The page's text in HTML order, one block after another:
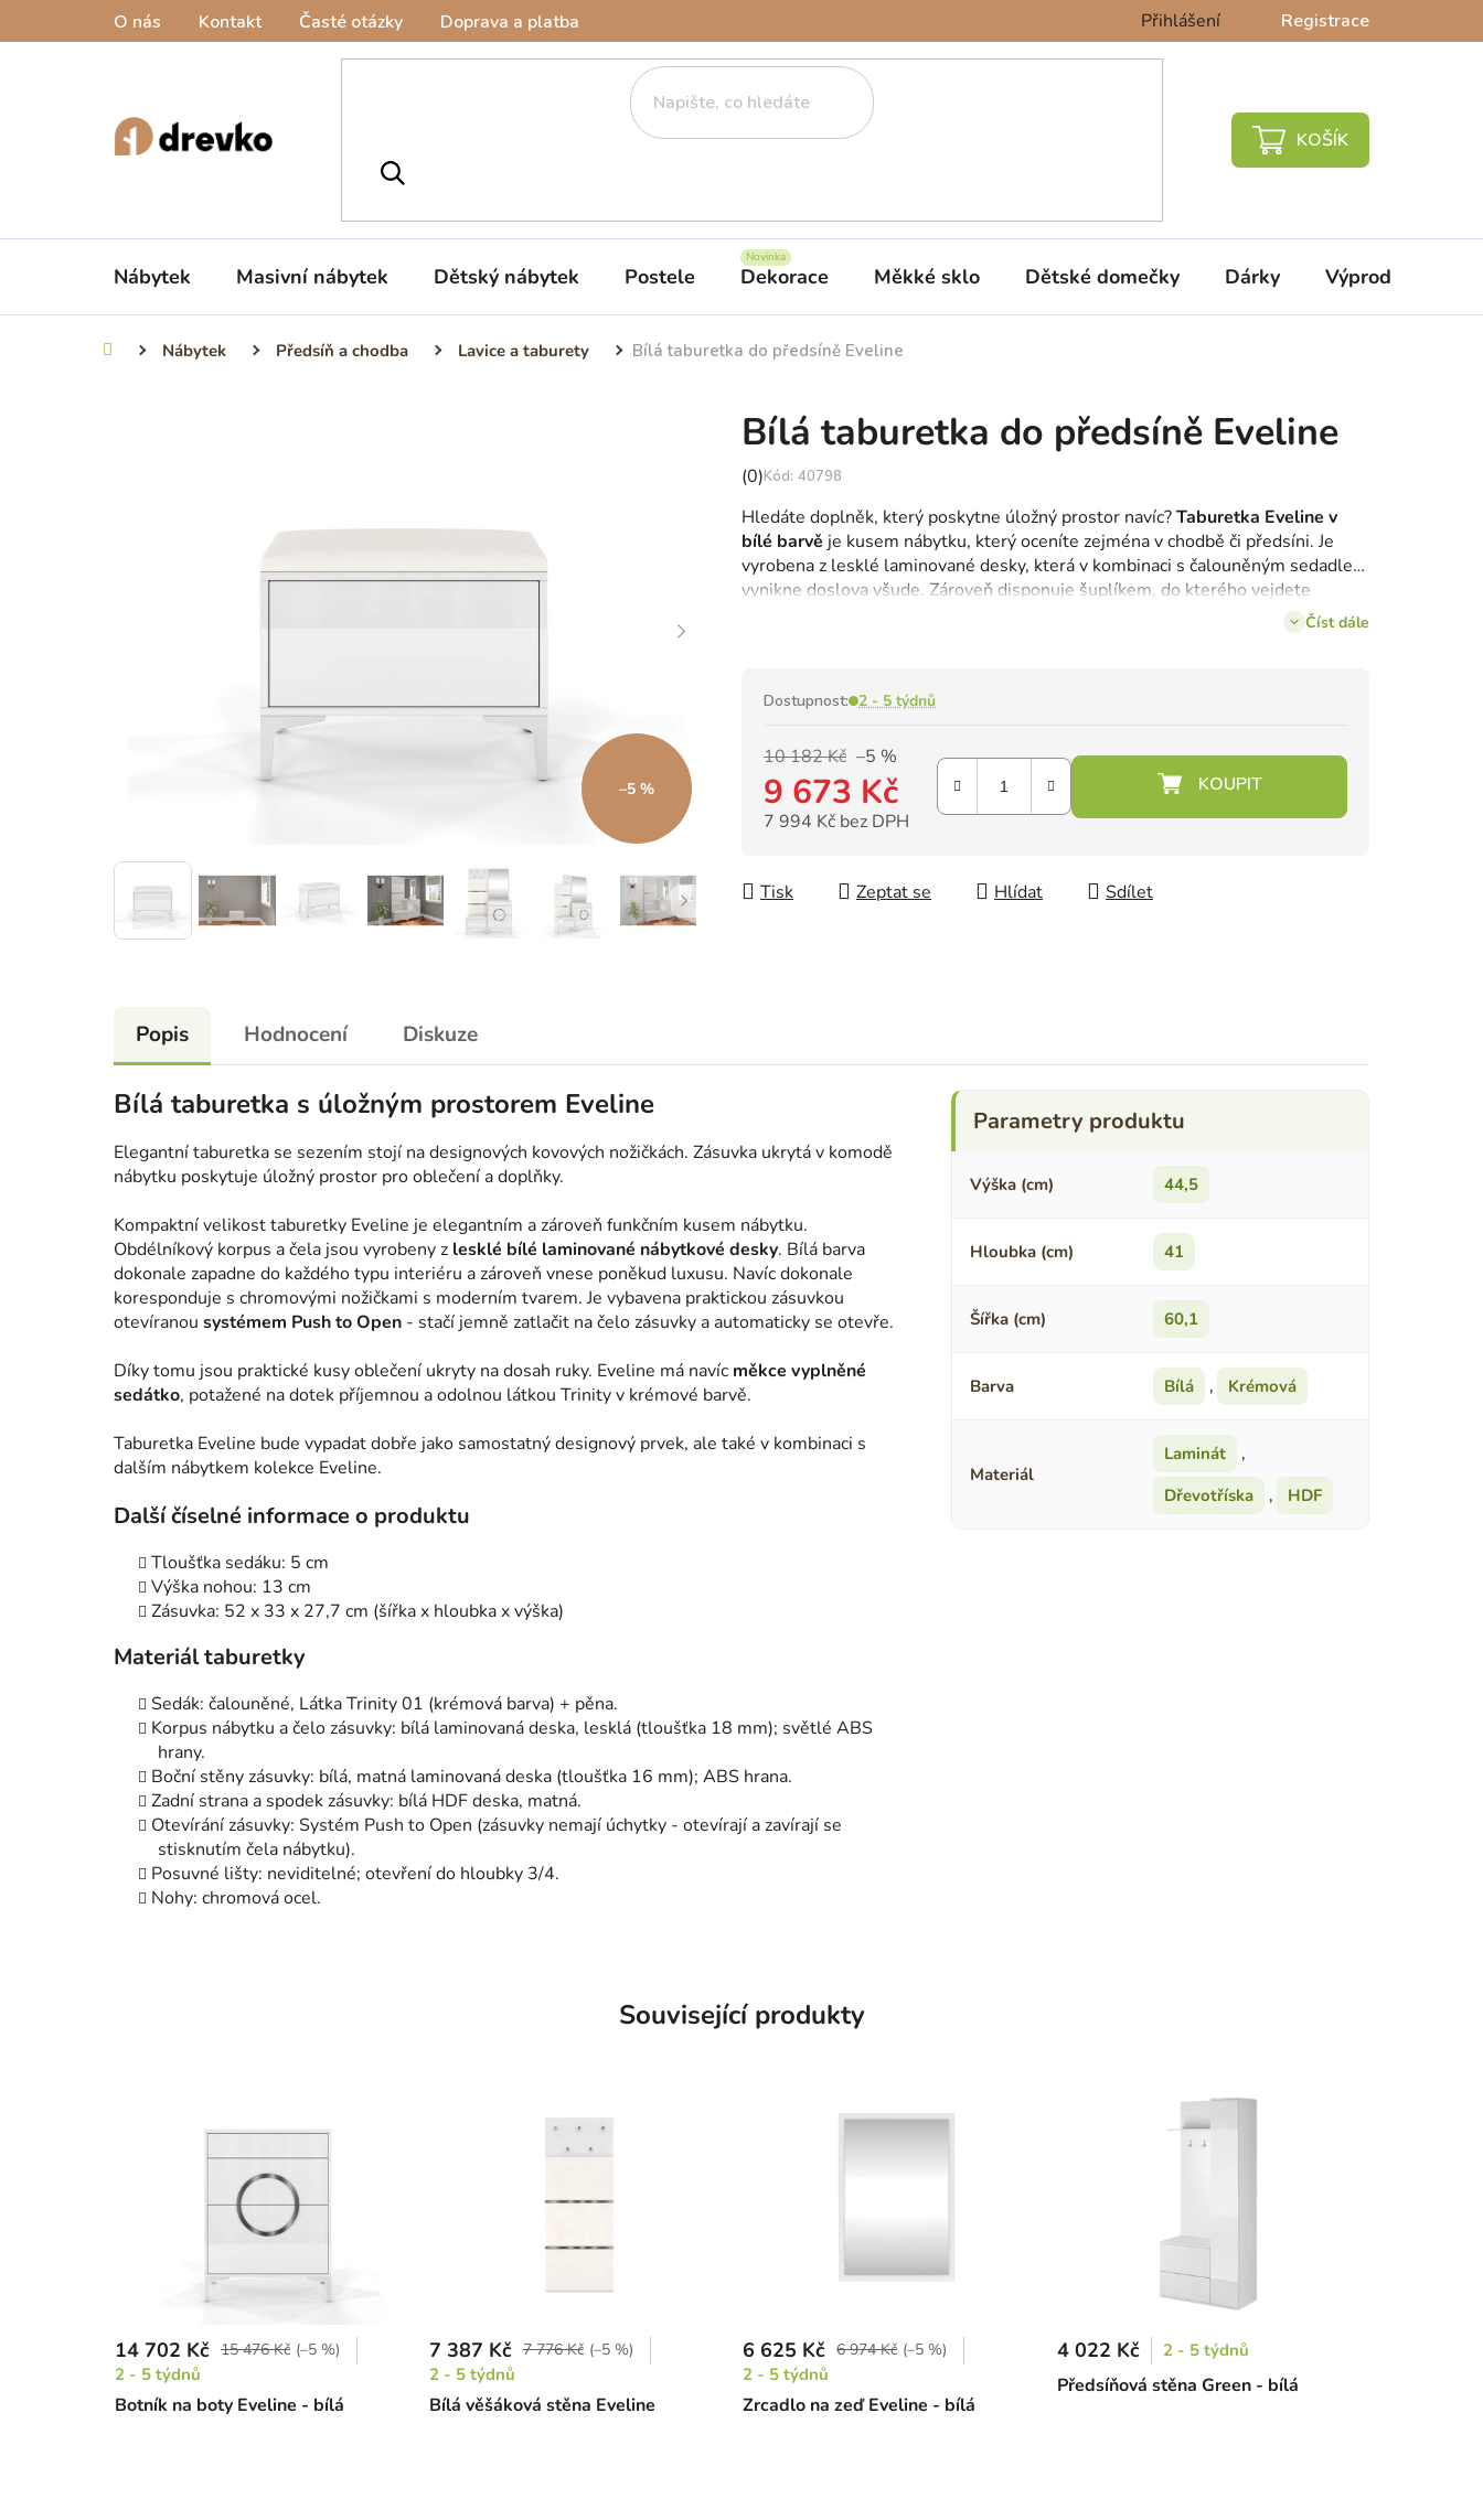
O nás Kontakt Časté otázky Doprava a platba Přihlášení Registrace
NÁKUPNÍ
Nábytek Masivní nábytek Dětský nábytek Postele Dekorace Měkké sklo Dětské domečky Dárky Výprodej %
Domů Nábytek Předsíň a chodba Lavice a taburety Bílá taburetka do předsíně Eveline
Bílá taburetka do předsíně Eveline
Průměrné
produktu
je
0,0
z
(0) 40798
Hledáte doplněk, který poskytne úložný prostor navíc?Taburetka Eveline v
bílé barvě je kusem nábytku, který oceníte zejména v chodbě či předsíni. Je
vyrobena z lesklé laminované desky, která v kombinaci s čalouněným sedadlem
vynikne doslova všude. Zároveň disponuje šuplíkem, do kterého vejdete
Číst dále
Dostupnost: 2 - 5 týdnů
10 182 Kč –5 %
9 673 Kč
7 994 Kč bez DPH
Tisk
Zeptat se Hlídat Sdílet
–5 %
Popis Hodnocení Diskuze
Bílá taburetka s úložným prostorem Eveline
Elegantní taburetka se sezením stojí na designových kovových nožičkách. Zásuvka ukrytá v komodě
nábytku poskytuje úložný prostor pro oblečení a doplňky.
Kompaktní velikost taburetky Eveline je elegantním a zároveň funkčním kusem nábytku.
Obdélníkový korpus a čela jsou vyrobeny z lesklé bílé laminované nábytkové desky. Bílá barva
dokonale zapadne do každého typu interiéru a zároveň vnese poněkud luxusu. Navíc dokonale
koresponduje s chromovými nožičkami s moderním tvarem. Je vybavena praktickou zásuvkou
otevíranou systémem Push to Open - stačí jemně zatlačit na čelo zásuvky a automaticky se otevře.
Díky tomu jsou praktické kusy oblečení ukryty na dosah ruky. Eveline má navíc měkce vyplněné
sedátko, potažené na dotek příjemnou a odolnou látkou Trinity v krémové barvě.
Taburetka Eveline bude vypadat dobře jako samostatný designový prvek, ale také v kombinaci s
dalším nábytkem kolekce Eveline.
Další číselné informace o produktu
Tloušťka sedáku: 5 cm
Výška nohou: 13 cm
Zásuvka: 52 x 33 x 27,7 cm (šířka x hloubka x výška)
Materiál taburetky
Sedák: čalouněné, Látka Trinity 01 (krémová barva) + pěna.
Korpus nábytku a čelo zásuvky: bílá laminovaná deska, lesklá (tloušťka 18 mm); světlé ABS
hrany.
Boční stěny zásuvky: bílá, matná laminovaná deska (tloušťka 16 mm); ABS hrana.
Zadní strana a spodek zásuvky: bílá HDF deska, matná.
Otevírání zásuvky: Systém Push to Open (zásuvky nemají úchytky - otevírají a zavírají se
stisknutím čela nábytku).
Posuvné lišty: neviditelné; otevření do hloubky 3/4.
Nohy: chromová ocel.
Výška (cm) 44,5
Hloubka (cm) 41
Šířka (cm) 60,1
Barva Bílá , Krémová
Materiál
Laminát
,
Dřevotříska
, HDF
Související produkty
Botník na boty Eveline - bílá
14 702 Kč 15 476 Kč (–5 %)
2 - 5 týdnů
Bílá věšáková stěna Eveline
7 387 Kč 7 776 Kč (–5 %)
2 - 5 týdnů
Zrcadlo na zeď Eveline - bílá
6 625 Kč 6 974 Kč (–5 %)
2 - 5 týdnů Předsíňová stěna Green - bílá
4 022 Kč 2 - 5 týdnů